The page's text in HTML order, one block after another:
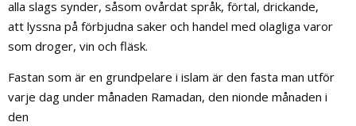
alla slags synder, såsom ovårdat språk, förtal, drickande,
att lyssna på förbjudna saker och handel med olagliga varor
som droger, vin och fläsk.
Fastan som är en grundpelare i islam är den fasta man utför
varje dag under månaden Ramadan, den nionde månaden i
den